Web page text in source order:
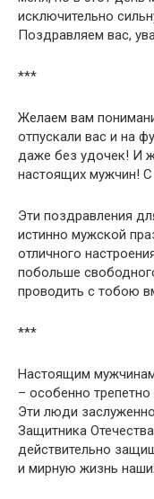
исключительно
Поздравляем вас,
***
Желаем вам
отпускали вас и на
даже без удочек! И
настоящих мужчин!
Эти поздравления
истинно мужской
отличного
побольше
проводить с тобою
***
Настоящим
– особенно
Эти люди
Защитника
действительно
и мирную жизнь